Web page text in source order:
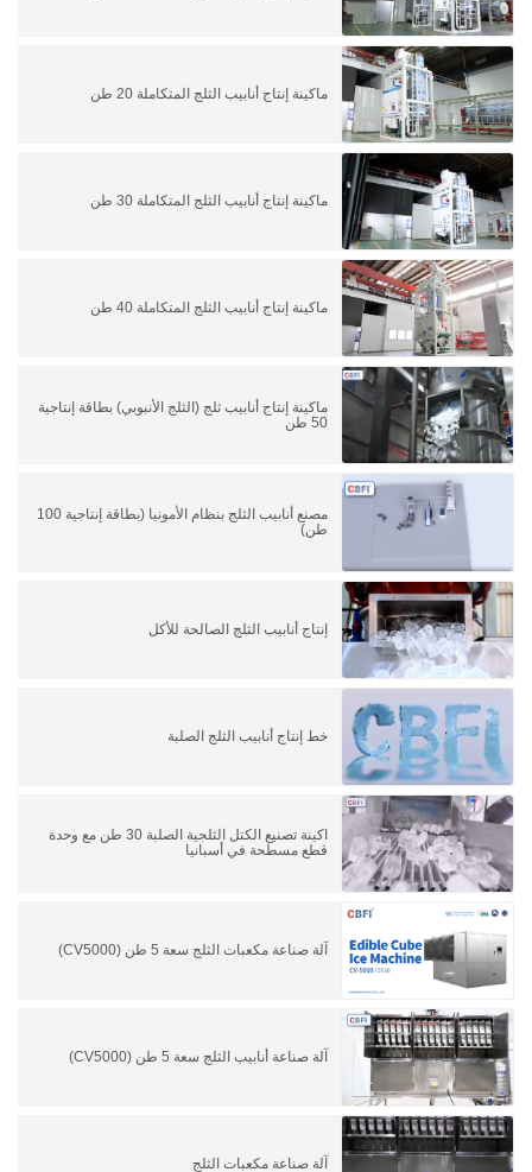
ماكينة إنتاج أنابيب الثلج المتكاملة 20 طن
ماكينة إنتاج أنابيب الثلج المتكاملة 30 طن
ماكينة إنتاج أنابيب الثلج المتكاملة 40 طن
ماكينة إنتاج أنابيب ثلج (الثلج الأنبوبي) بطاقة إنتاجية
50 طن
مصنع أنابيب الثلج بنظام الأمونيا (بطاقة إنتاجية 100
طن)
إنتاج أنابيب الثلج الصالحة للأكل
خط إنتاج أنابيب الثلج الصلبة
اكينة تصنيع الكتل الثلجية الصلبة 30 طن مع وحدة
قطع مسطحة في أسبانيا
آلة صناعة مكعبات الثلج سعة 5 طن (CV5000)
آلة صناعة أنابيب الثلج سعة 5 طن (CV5000)
آلة صناعة مكعبات الثلج